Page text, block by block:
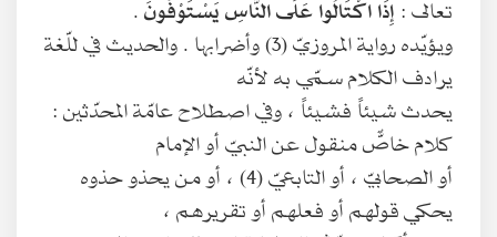
تعالى :إِذَا اكْتَالُوا عَلَى النَّاسِ يَسْتَوْفُونَ.
ويؤيّده رواية المروزيّ (3) وأضرابها . والحديث في للّغة
يرادف الكلام سمّي به لأنّه
يحدث شيئاً فشيئاً ، وفي اصطلاح عامّة المحدّثين :
كلام خاصٌّ منقول عن النبيّ أو الإمام
أو الصحابيّ ، أو التابعيّ (4) ، أو من يحذو حذوه
يحكي قولهم أو فعلهم أو تقريرهم ،